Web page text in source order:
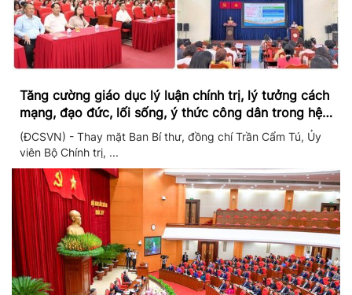
Tăng cường giáo dục lý luận chính trị, lý tưởng cách
mạng, đạo đức, lối sống, ý thức công dân trong hệ
thống giáo dục quốc dân
(ĐCSVN) - Thay mặt Ban Bí thư, đồng chí Trần Cẩm Tú, Ủy
viên Bộ Chính trị, ...